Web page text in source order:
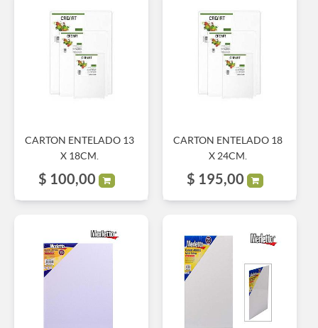
CARTON ENTELADO 13
X 18CM.
$ 100,00
CARTON ENTELADO 18
X 24CM.
$ 195,00